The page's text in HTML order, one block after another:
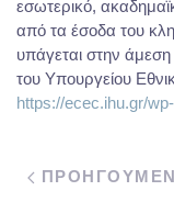
εσωτερικό,
από τα έσοδα του
υπάγεται στην άμεση
του Υπουργείου
https://ecec.ihu.gr/